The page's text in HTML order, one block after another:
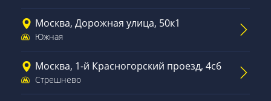
Москва, Дорожная улица, 50к1
Южная
Москва, 1-й Красногорский проезд, 4с6
Стрешнево